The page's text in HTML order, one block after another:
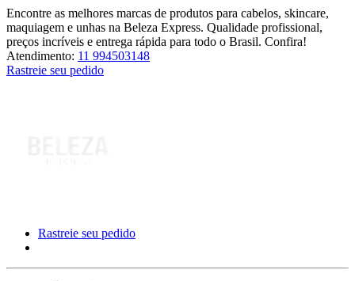
Encontre as melhores marcas de produtos para cabelos, skincare,
maquiagem e unhas na Beleza Express. Qualidade profissional,
preços incríveis e entrega rápida para todo o Brasil. Confira!
Atendimento: 11 994503148
Rastreie seu pedido
Rastreie seu pedido